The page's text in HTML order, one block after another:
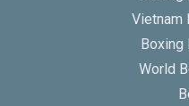
Vietnam
Boxing
World